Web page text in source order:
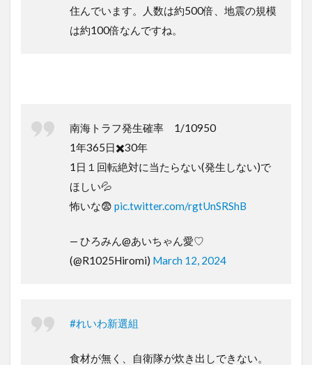
住んでいます。人数は約500倍、地震の規模
は約100倍なんですね。
南海トラフ発生確率 1/10950
1年365日✖️30年
1日１回転絶対に当たらない(発生しない)で
ほしい💦
怖いな😨 pic.twitter.com/rgtUnSRShB
— ひろみん@あいちゃん愛♡
(@R1025Hiromi) March 12, 2024
#れいわ新選組
食材が無く、自衛隊が炊き出しできない。